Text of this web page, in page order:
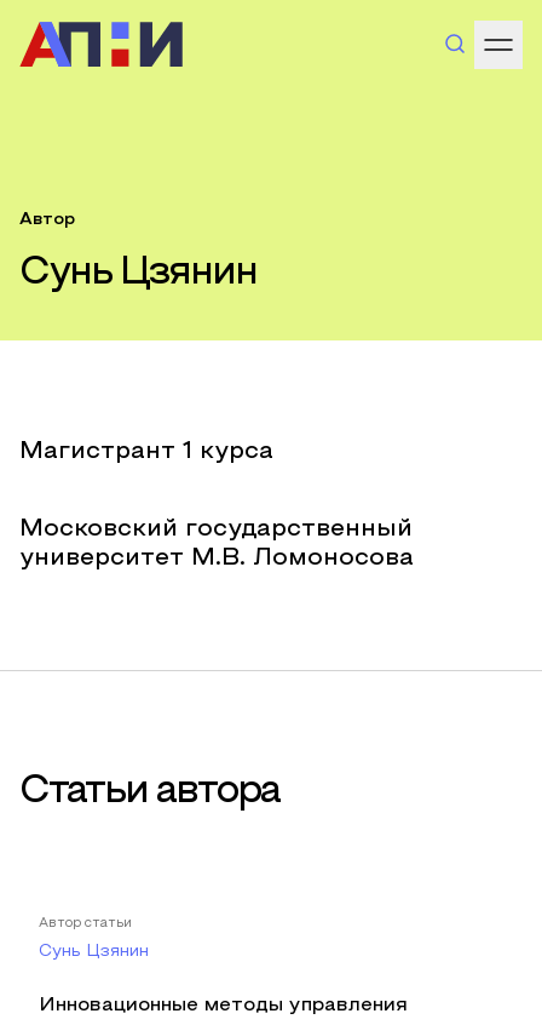
Автор
Сунь Цзянин
Магистрант 1 курса
Московский государственный
университет М.В. Ломоносова
Статьи автора
Автор статьи
Сунь Цзянин
Инновационные методы управления